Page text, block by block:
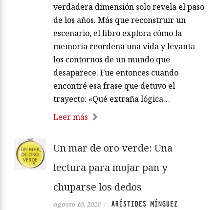
verdadera dimensión solo revela el paso
de los años. Más que reconstruir un
escenario, el libro explora cómo la
memoria reordena una vida y levanta
los contornos de un mundo que
desaparece. Fue entonces cuando
encontré esa frase que detuvo el
trayecto: «Qué extraña lógica…
Leer más
Un mar de oro verde: Una
lectura para mojar pan y
chuparse los dedos
agosto 10, 2026 /
ARÍSTIDES MÍNGUEZ